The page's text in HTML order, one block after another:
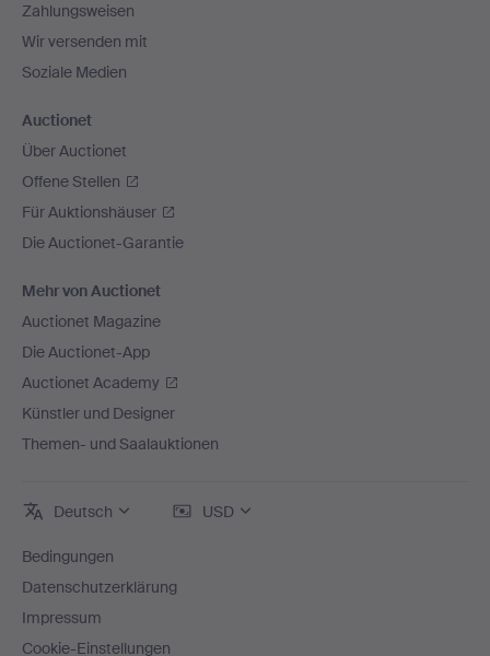
Zahlungsweisen
Wir versenden mit
Soziale Medien
Auctionet
Über Auctionet
Offene Stellen
Für Auktionshäuser
Die Auctionet-Garantie
Mehr von Auctionet
Auctionet Magazine
Die Auctionet-App
Auctionet Academy
Künstler und Designer
Themen- und Saalauktionen
Deutsch USD
Bedingungen
Datenschutzerklärung
Impressum
Cookie-Einstellungen